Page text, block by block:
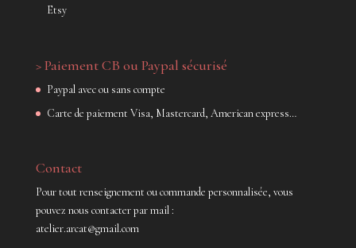
Etsy
> Paiement CB ou Paypal sécurisé
Paypal avec ou sans compte
Carte de paiement Visa, Mastercard, American express…
Contact
Pour tout renseignement ou commande personnalisée, vous
pouvez nous contacter par mail :
atelier.arcat@gmail.com